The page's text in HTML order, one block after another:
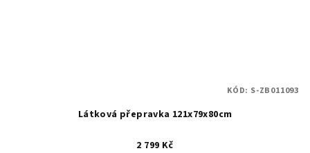
Látková přepravka 121x79x80cm
2 799 Kč
KÓD: S-ZB011093